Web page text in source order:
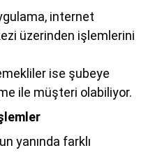
internet
üzerinden işlemlerini
ise şubeye
ile müşteri olabiliyor.
yanında farklı